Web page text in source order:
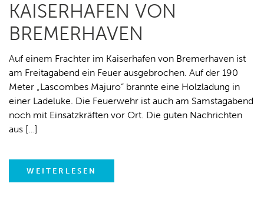
AISERHAFEN VON B
REMERHAVEN
Auf einem Frachter im Kaiserhafen von Bremerhaven ist
am Freitagabend ein Feuer ausgebrochen. Auf der 190
Meter „Lascombes Majuro“ brannte eine Holzladung in
einer Ladeluke. Die Feuerwehr ist auch am Samstagabend
noch mit Einsatzkräften vor Ort. Die guten Nachrichten
aus […]
WEITERLESEN